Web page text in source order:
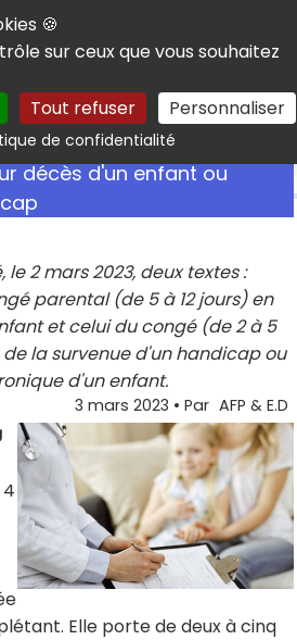
cookies
🍪
sur ceux que vous souhaitez
Tout refuser Personnaliser
de confidentialitéRechercher
décès d'un enfant ou
2 mars 2023, deux textes :
parental (de 5 à 12 jours) en
et celui du congé (de 2 à 5
la survenue d'un handicap ou
d'un enfant.
3 mars 2023 • Par AFP & E.D
Elle porte de deux à cinq